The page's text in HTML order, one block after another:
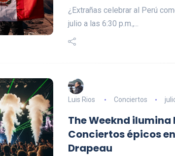
¿Extrañas celebrar al Perú
julio a las 6:30 p.m.,...
Luis Rios Conciertos
The Weeknd
Conciertos épicos
Drapeau